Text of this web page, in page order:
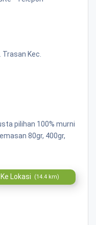
Kec.
pilihan 100% murni
80gr, 400gr,
Ke Lokasi (14.4 km)